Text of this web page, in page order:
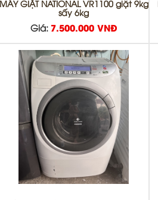
MÁY GIẶT NATIONAL VR1100 giặt 9kg
sấy 6kg
Giá: 7.500.000 VNĐ